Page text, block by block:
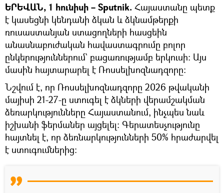
ԵՐԵՎԱՆ, 1 հունիսի – Sputnik. Հայաստանը պետք
է կասեցնի կենդանի ձկան և ձկնամթերքի
ռուսաստանյան ստացողների հասցեին
անասնաբուժական հավաստագրումը բոլոր
ընկերություններում` բացառությամբ երկուսի։ Այս
մասին հայտարարել է Ռոսսելխոզնադզորը։
Նշվում է, որ Ռոսսելխոզնադզորը 2026 թվականի
մայիսի 21-27-ը ստուգել է ձկների վերամշակման
ձեռարկությունները Հայաստանում, ինչպես նաև
իշխանի ֆերմաներ այցելել։ Գերատեսչությունը
հայտնել է, որ ձեռնարկությունների 50% հրաժարվել
է ստուգումներից։